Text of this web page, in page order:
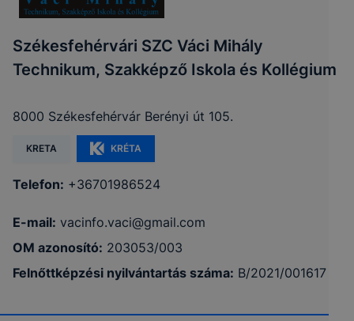
Székesfehérvári SZC Váci Mihály
Technikum, Szakképző Iskola és Kollégium
8000 Székesfehérvár Berényi út 105.
KRETA KRÉTA
Telefon: +36701986524
E-mail: vacinfo.vaci@gmail.com
OM azonosító: 203053/003
Felnőttképzési nyilvántartás száma: B/2021/001617